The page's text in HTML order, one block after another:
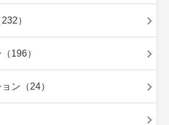
）
196）
ン（24）